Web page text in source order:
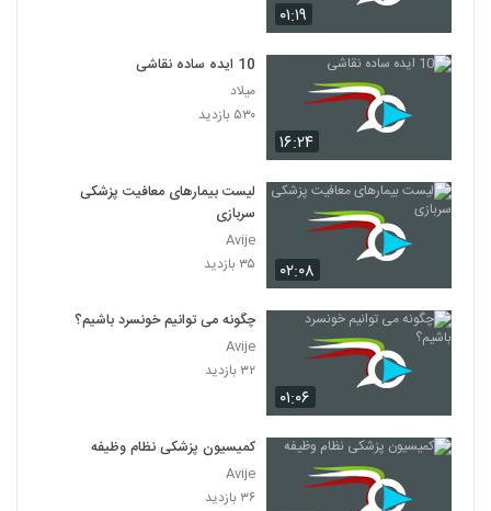
۰۱:۱۹
۱۶:۲۴
10 ایده ساده نقاشی
میلاد
۵۳۰ بازدید
۰۲:۰۸
لیست بیمارهای معافیت پزشکی
سربازی
Avije
۳۵ بازدید
۰۱:۰۶
چگونه می توانیم خونسرد باشیم؟
Avije
۳۲ بازدید
کمیسیون پزشکی نظام وظیفه
Avije
۳۶ بازدید